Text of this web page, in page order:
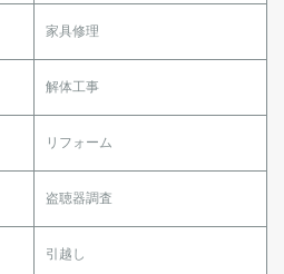
家具修理
解体工事
リフォーム
盗聴器調査
引越し